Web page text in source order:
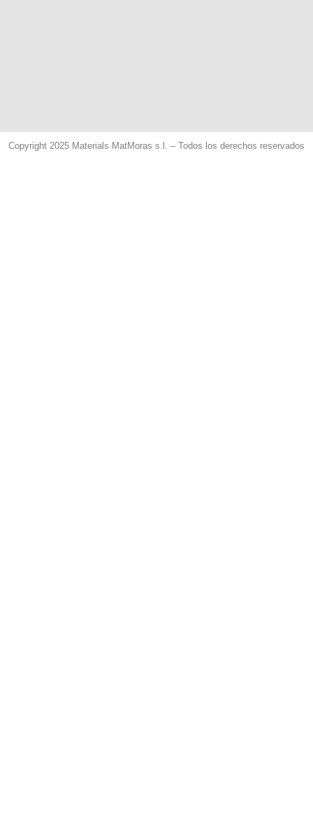
Copyright 2025 Materials MatMoras s.l. – Todos los derechos reservados